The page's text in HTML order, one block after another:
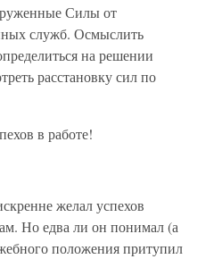
Силы от
служб. Осмыслить
на решении
расстановку сил по
в работе!
желал успехов
Но едва ли он понимал (а
положения притупил